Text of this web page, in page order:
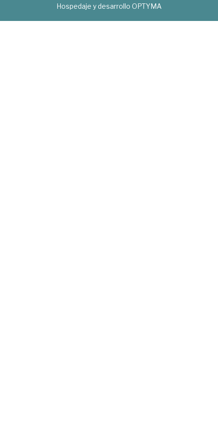
Hospedaje y desarrollo OPTYMA